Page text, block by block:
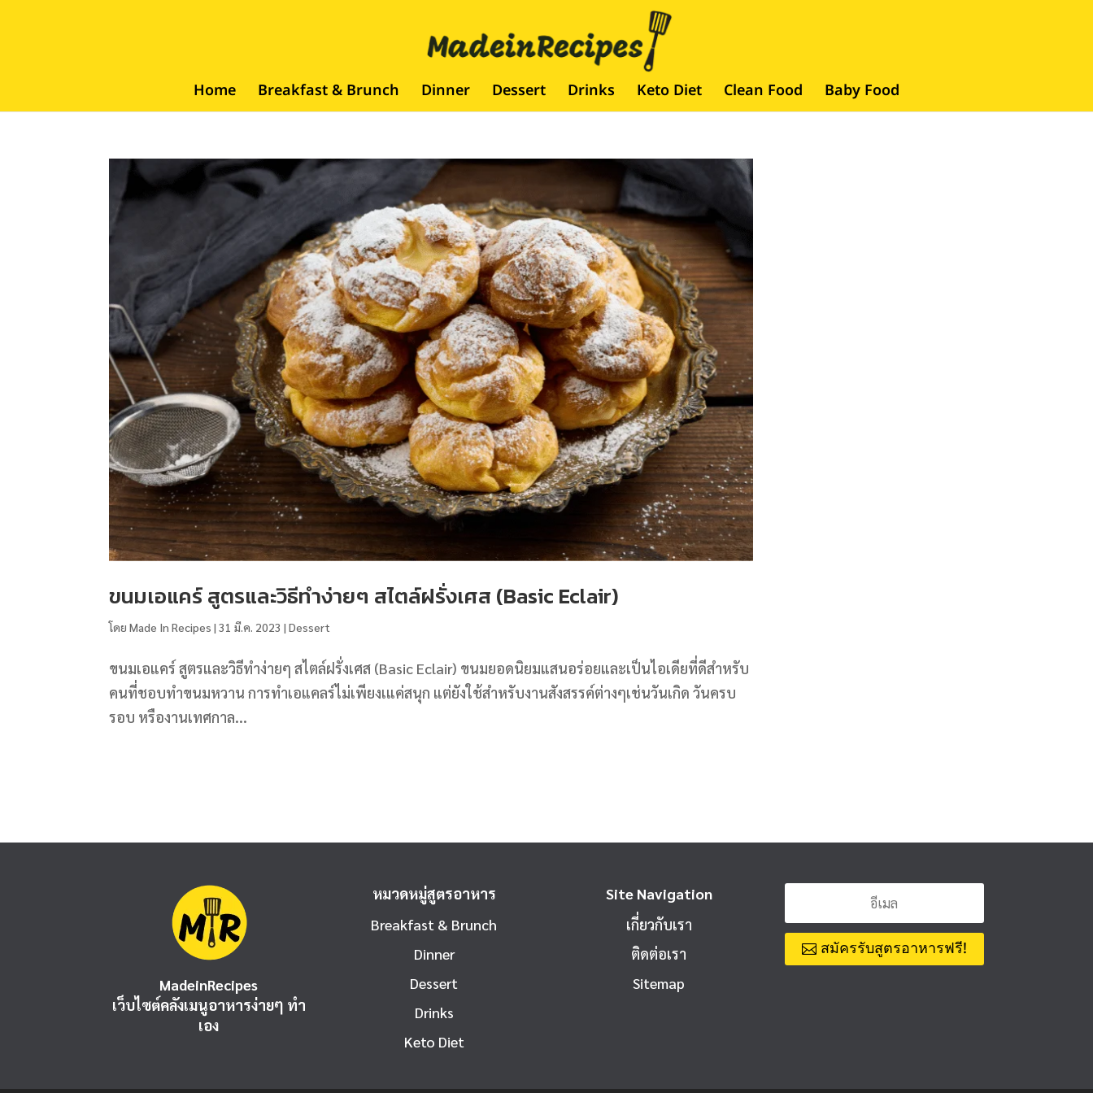
Home Breakfast & Brunch Dinner Dessert Drinks Keto Diet Clean Food Baby Food
ขนมเอแคร์ สูตรและวิธีทำง่ายๆ สไตล์ฝรั่งเศส (Basic Eclair)
โดยMade In Recipes |31 มี.ค. 2023 |Dessert
ขนมเอแคร์ สูตรและวิธีทำง่ายๆ สไตล์ฝรั่งเศส (Basic Eclair) ขนมยอดนิยมแสนอร่อยและเป็นไอเดียที่ดีสำหรับ
คนที่ชอบทำขนมหวาน การทำเอแคลร์ไม่เพียงเแค่สนุก แต่ยังใช้สำหรับงานสังสรรค์ต่างๆเช่นวันเกิด วันครบ
รอบ หรืองานเทศกาล...
MadeinRecipes
เว็บไซต์คลังเมนูอาหารง่ายๆ ทำ
เอง
หมวดหมู่สูตรอาหาร
Breakfast & Brunch
Dinner
Dessert
Drinks
Keto Diet
Site Navigation
เกี่ยวกับเรา
ติดต่อเรา
Sitemap
สมัครรับสูตรอาหารฟรี!